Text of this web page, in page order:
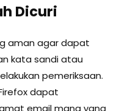
Dicuri
aman agar dapat
kata sandi atau
pemeriksaan.
dapat